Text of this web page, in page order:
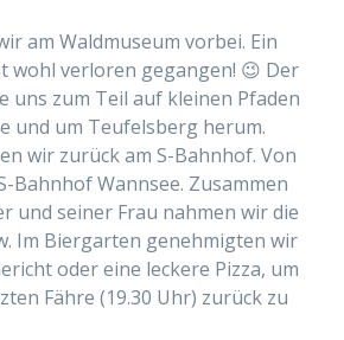
am Waldmuseum vorbei. Ein
wohl verloren gegangen! 😉 Der
uns zum Teil auf kleinen Pfaden
und um Teufelsberg herum.
wir zurück am S-Bahnhof. Von
Bahnhof Wannsee. Zusammen
und seiner Frau nahmen wir die
Im Biergarten genehmigten wir
oder eine leckere Pizza, um
Fähre (19.30 Uhr) zurück zu